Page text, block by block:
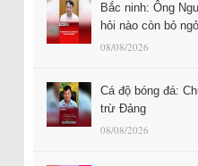
Bắc ninh: Ông
hỏi nào còn bỏ
08/08/2026
Cá độ bóng đá:
trừ Đảng
08/08/2026